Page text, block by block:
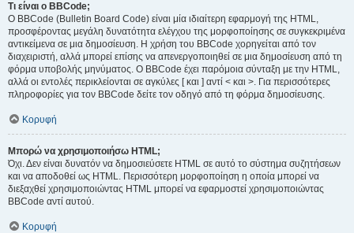
Τι είναι ο BBCode;
Ο BBCode (Bulletin Board Code) είναι μία ιδιαίτερη εφαρμογή της HTML,
προσφέροντας μεγάλη δυνατότητα ελέγχου της μορφοποίησης σε συγκεκριμένα
αντικείμενα σε μια δημοσίευση. Η χρήση του BBCode χορηγείται από τον
διαχειριστή, αλλά μπορεί επίσης να απενεργοποιηθεί σε μια δημοσίευση από τη
φόρμα υποβολής μηνύματος. Ο BBCode έχει παρόμοια σύνταξη με την HTML,
αλλά οι εντολές περικλείονται σε αγκύλες [ και ] αντί < και >. Για περισσότερες
πληροφορίες για τον BBCode δείτε τον οδηγό από τη φόρμα δημοσίευσης.
Κορυφή
Μπορώ να χρησιμοποιήσω HTML;
Όχι. Δεν είναι δυνατόν να δημοσιεύσετε HTML σε αυτό το σύστημα συζητήσεων
και να αποδοθεί ως HTML. Περισσότερη μορφοποίηση η οποία μπορεί να
διεξαχθεί χρησιμοποιώντας HTML μπορεί να εφαρμοστεί χρησιμοποιώντας
BBCode αντί αυτού.
Κορυφή